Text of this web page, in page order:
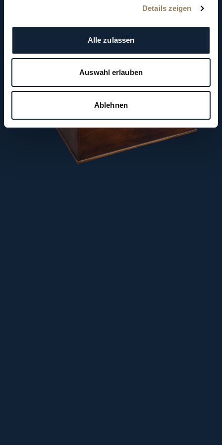
Details zeigen
Alle zulassen
Auswahl erlauben
Ablehnen